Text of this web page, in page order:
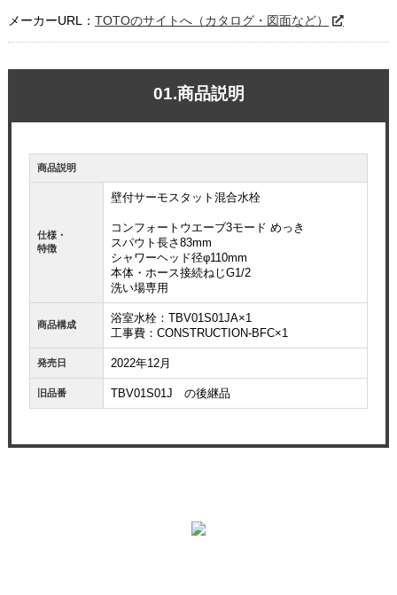
メーカーURL： TOTOのサイトへ（カタログ・図面など）
01.商品説明
商品説明
仕様・
特徴
壁付サーモスタット混合水栓
コンフォートウエーブ3モード めっき
スパウト長さ83mm
シャワーヘッド径φ110mm
本体・ホース接続ねじG1/2
洗い場専用
商品構成
浴室水栓：TBV01S01JA×1
工事費：CONSTRUCTION-BFC×1
発売日 2022年12月
旧品番 TBV01S01J の後継品